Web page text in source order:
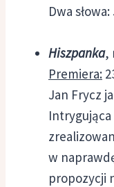
Dwa
Hiszpanka,
Premiera:
Jan Frycz
w
propozycji